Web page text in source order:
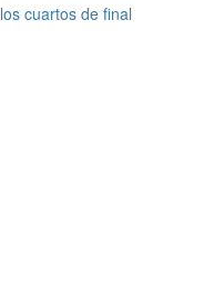
cuartos de final